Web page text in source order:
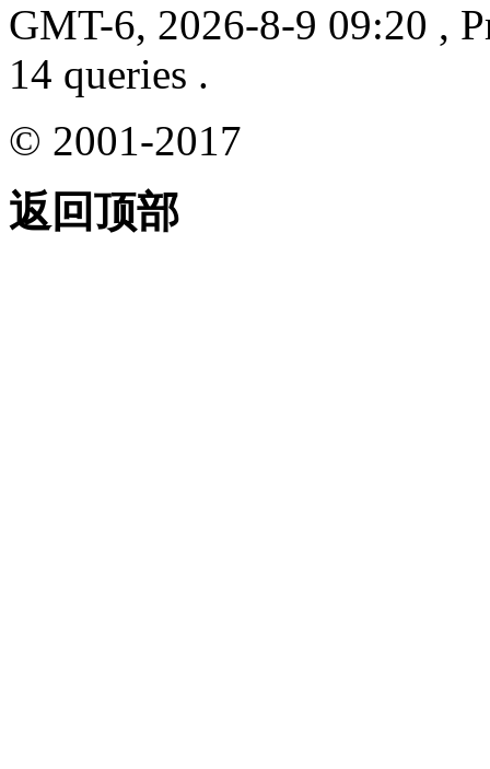
GMT-6, 2026-8-9 09:20 ,
14 queries .
© 2001-2017
返回顶部